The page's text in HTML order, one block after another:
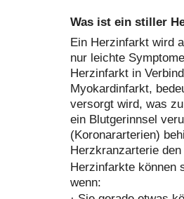
Was ist ein stiller
Ein Herzinfarkt wird
nur leichte
Herzinfarkt in
Myokardinfarkt,
versorgt wird, was
ein Blutgerinnsel
(Koronararterien)
Herzkranzarterie
Herzinfarkte können
wenn: